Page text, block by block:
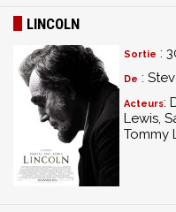
LINCOLN
Sortie :
De :
Acteurs:
Lewis,
Tommy